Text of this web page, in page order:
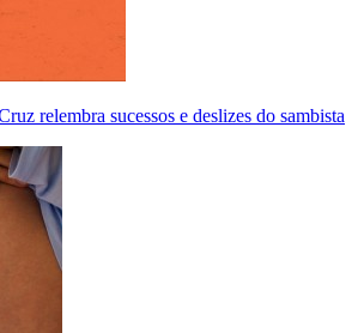
relembra sucessos e deslizes do sambista